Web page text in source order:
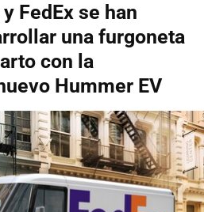
FedEx se han
una furgoneta
con la
Hummer EV